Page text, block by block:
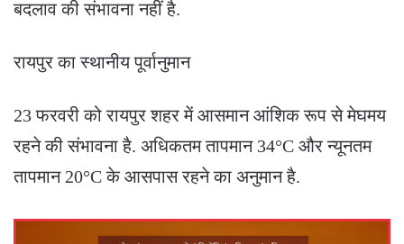
बदलाव की संभावना नहीं है.
रायपुर का स्थानीय पूर्वानुमान
23 फरवरी को रायपुर शहर में आसमान आंशिक रूप से मेघमय
रहने की संभावना है. अधिकतम तापमान 34°C और न्यूनतम
तापमान 20°C के आसपास रहने का अनुमान है.